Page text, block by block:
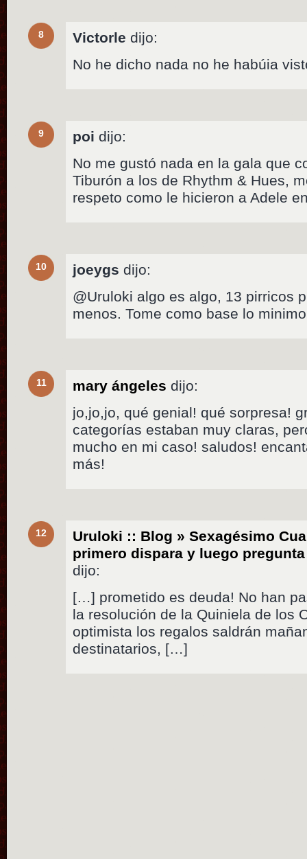
8 Victorle dijo:
No he dicho nada no he habúia
9 poi dijo:
No me gustó nada en la gala que
Tiburón a los de Rhythm & Hues,
respeto como le hicieron a Adele
10 joeygs dijo:
@Uruloki algo es algo, 13 pirricos
menos. Tome como base lo
11 mary ángeles dijo:
jo,jo,jo, qué genial! qué sorpresa!
categorías estaban muy claras,
mucho en mi caso! saludos!
más!
12
Uruloki :: Blog » Sexagésimo
primero dispara y luego
dijo:
[…] prometido es deuda! No han
la resolución de la Quiniela de los
optimista los regalos saldrán
destinatarios, […]